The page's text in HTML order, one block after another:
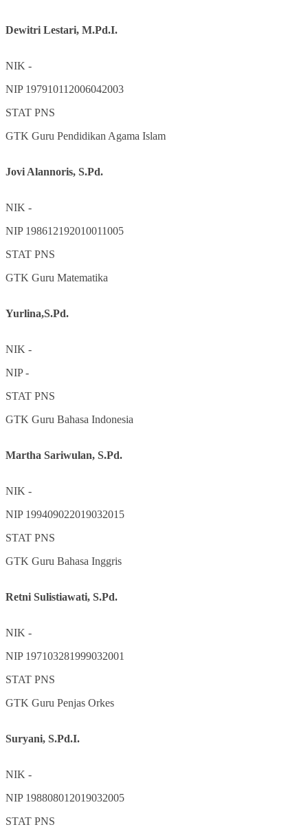
Dewitri Lestari, M.Pd.I.
NIK -
NIP 197910112006042003
STAT PNS
GTK Guru Pendidikan Agama Islam
Jovi Alannoris, S.Pd.
NIK -
NIP 198612192010011005
STAT PNS
GTK Guru Matematika
Yurlina,S.Pd.
NIK -
NIP-
STAT PNS
GTK Guru Bahasa Indonesia
Martha Sariwulan, S.Pd.
NIK -
NIP 199409022019032015
STAT PNS
GTK Guru Bahasa Inggris
Retni Sulistiawati, S.Pd.
NIK -
NIP 197103281999032001
STAT PNS
GTK Guru Penjas Orkes
Suryani, S.Pd.I.
NIK -
NIP 198808012019032005
STAT PNS